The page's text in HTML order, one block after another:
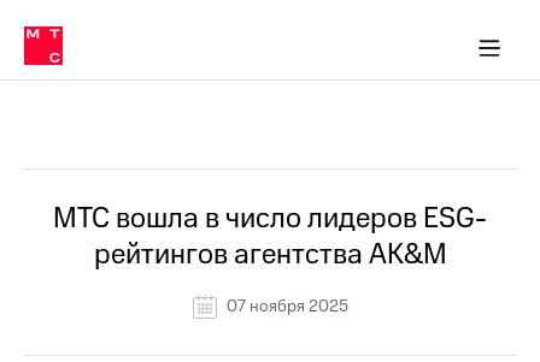
Медиа-центр
и акционерам
Устойчивое развитие
Комплаенс и деловая этика
компании
Карьера
История
компании
Руководство
в МТС
Пресс-
релизы
о технологиях
МТС вошла в число лидеров ESG-
рейтингов агентства AK&M
07 ноября 2025